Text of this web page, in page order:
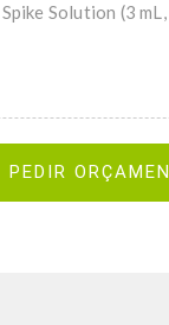
Solution (3
PEDIR